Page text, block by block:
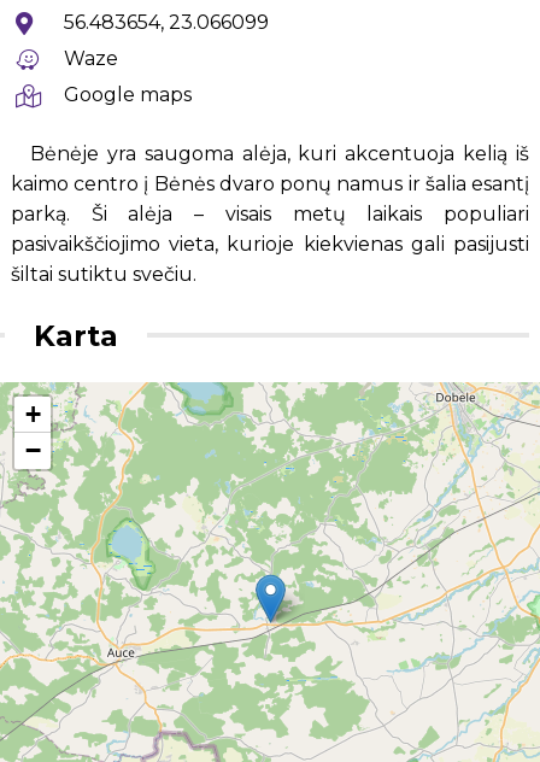
56.483654, 23.066099
Waze
Google maps
Bėnėje yra saugoma alėja, kuri akcentuoja kelią iš
kaimo centro į Bėnės dvaro ponų namus ir šalia esantį
parką. Ši alėja – visais metų laikais populiari
pasivaikščiojimo vieta, kurioje kiekvienas gali pasijusti
šiltai sutiktu svečiu.
Karta
+
−